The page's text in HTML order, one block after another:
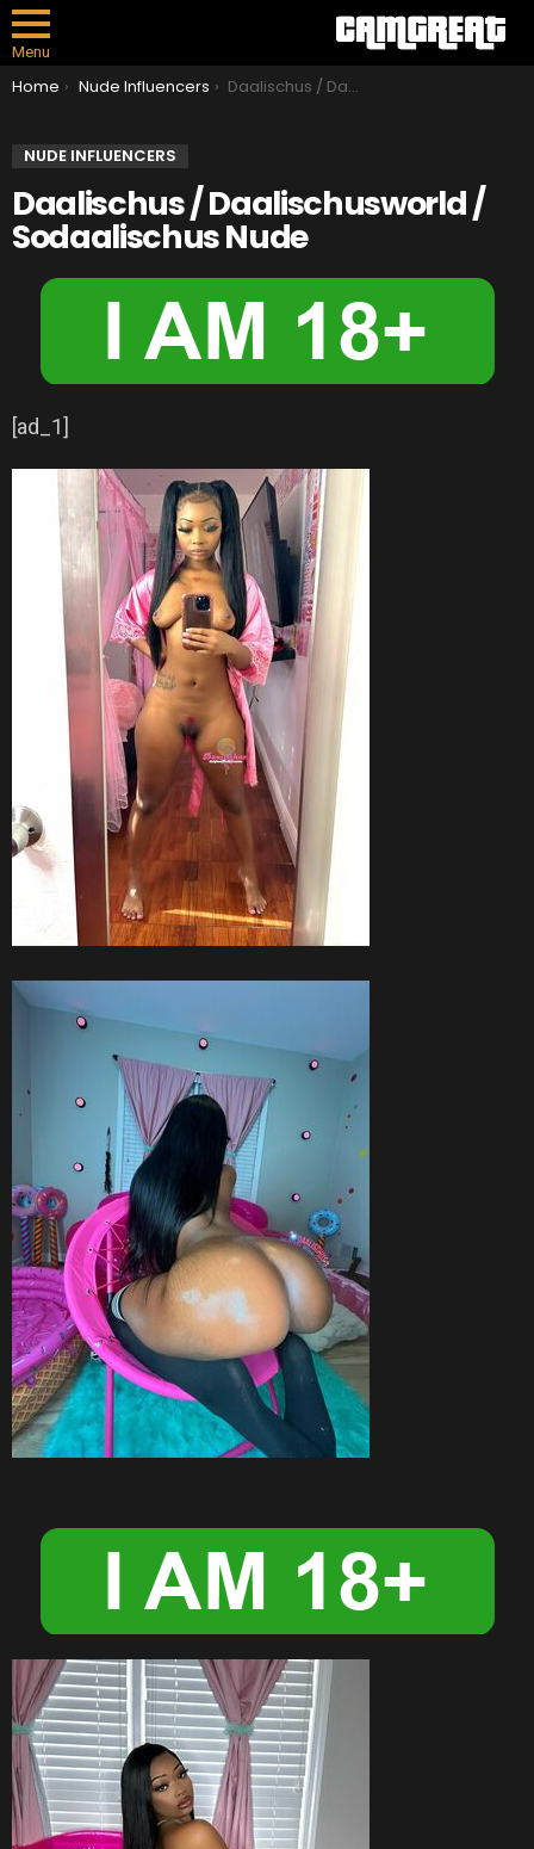
Menu
You are here:
Home Nude Influencers Daalischus / Daalischusworld / Sodaalischus Nude
NUDE INFLUENCERS
Daalischus / Daalischusworld /
Sodaalischus Nude
[ad_1]